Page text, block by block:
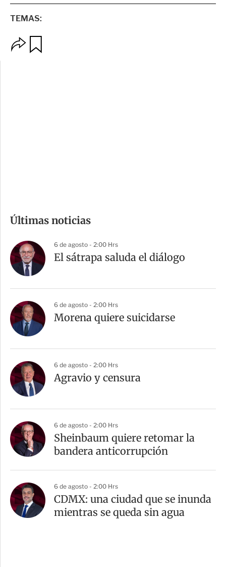
TEMAS:
p
p
a
r
t
Últimas noticias
6 de agosto - 2:00 Hrs
El sátrapa saluda el diálogo
6 de agosto - 2:00 Hrs
Morena quiere suicidarse
6 de agosto - 2:00 Hrs
Agravio y censura
6 de agosto - 2:00 Hrs
Sheinbaum quiere retomar la
bandera anticorrupción
6 de agosto - 2:00 Hrs
CDMX: una ciudad que se inunda
mientras se queda sin agua